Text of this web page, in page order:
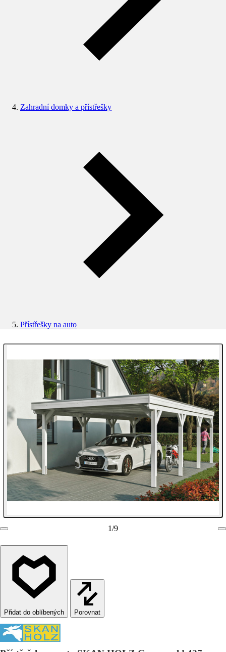
Zahradní domky a přístřešky
Přístřešky na auto
1/9
Porovnat